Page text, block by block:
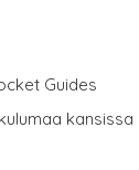
Guides
kansissa